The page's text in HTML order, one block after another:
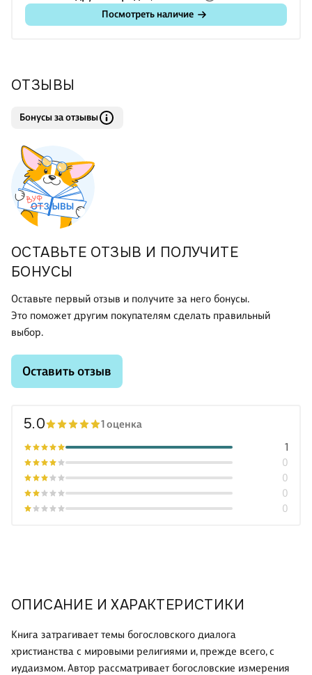
Посмотреть наличие
ОПИСАНИЕ И ХАРАКТЕРИСТИКИ
Книга затрагивает темы богословского диалога
христианства с мировыми религиями и, прежде всего, с
иудаизмом. Автор рассматривает богословские измерения
ОТЗЫВЫ
Бонусы за отзывы
ОСТАВЬТЕ ОТЗЫВ И ПОЛУЧИТЕ
БОНУСЫ
Оставьте первый отзыв и получите за него бонусы.
Это поможет другим покупателям сделать правильный
выбор.
Оставить отзыв
5.0 1 оценка
0
0
0
0
1